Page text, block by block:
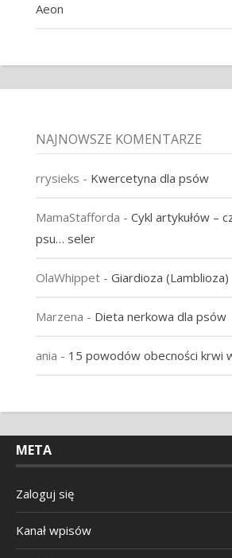
Aeon
NAJNOWSZE KOMENTARZE
rrysieks - Kwercetyna dla psów
MamaStafforda - Cykl artykułów –
psu… seler
OlaWhippet- Giardioza (Lamblioza)
Marzena - Dieta nerkowa dla psów
ania - 15 powodów obecności krwi
META
Zaloguj się
Kanał wpisów